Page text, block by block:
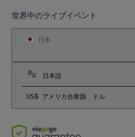
世界中のライブイベント
日本
日本語
US$ アメリカ合衆国 ドル